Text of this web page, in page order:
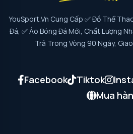
YouSport.vn Cung Cấp ✅ Đồ Thể
Đá, ✅ Áo Bóng Đá Mới, Chất Lượng
Trả Trong Vòng 90 Ngày,
Facebook Tiktok
Mua